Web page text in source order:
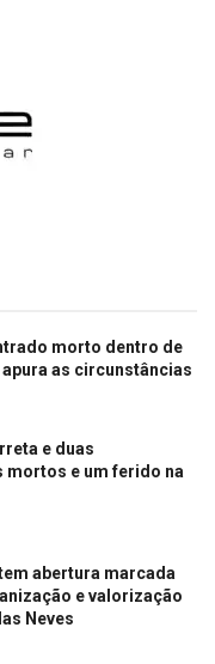
morto dentro de
as circunstâncias
e duas
e um ferido na
abertura marcada
e valorização
Neves